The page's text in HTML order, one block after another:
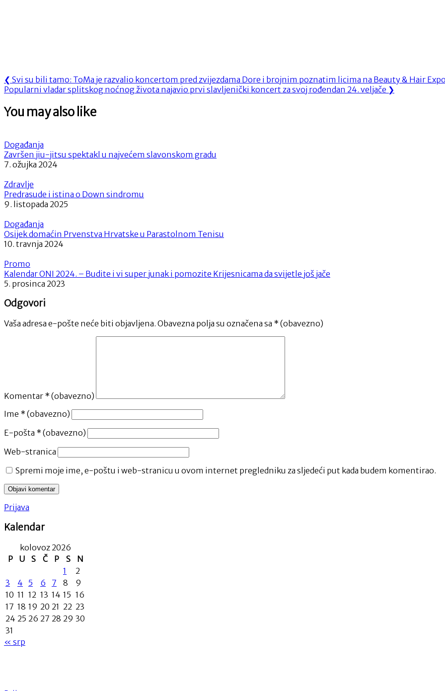
Navigacija
objava
❮ Previous
Post:
Svi su bili tamo: ToMa je razvalio koncertom pred zvijezdama Dore i brojnim poznatim licima na Beauty & Hair
Next
Popularni vladar splitskog noćnog života najavio prvi slavljenički koncert za svoj rođendan 24. veljače ❯
You may also like
Događanja
Završen jiu-jitsu spektakl u najvećem slavonskom gradu
7. ožujka 2024
Zdravlje
Predrasude i istina o Down sindromu
9. listopada 2025
Događanja
Osijek domaćin Prvenstva Hrvatske u Parastolnom Tenisu
10. travnja 2024
Promo
Kalendar ONI 2024. – Budite i vi super junak i pomozite Krijesnicama da svijetle još jače
5. prosinca 2023
Odgovori
Vaša adresa e-pošte neće biti objavljena. Obavezna polja su označena sa * (obavezno)
Komentar * (obavezno)
Ime * (obavezno)
E-pošta * (obavezno)
Web-stranica
Spremi moje ime, e-poštu i web-stranicu u ovom internet pregledniku za sljedeći put kada budem komentirao.
Prijava
Kalendar
kolovoz 2026
P
U S Č P S
N
1
2
3
4 5 6 7 8
9
10 11 12 13 14 15 16
17 18 19 20 21 22 23
24 25 26 27 28 29 30
31
« srp